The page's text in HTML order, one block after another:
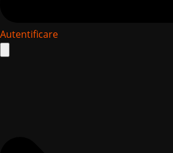
Autentificare